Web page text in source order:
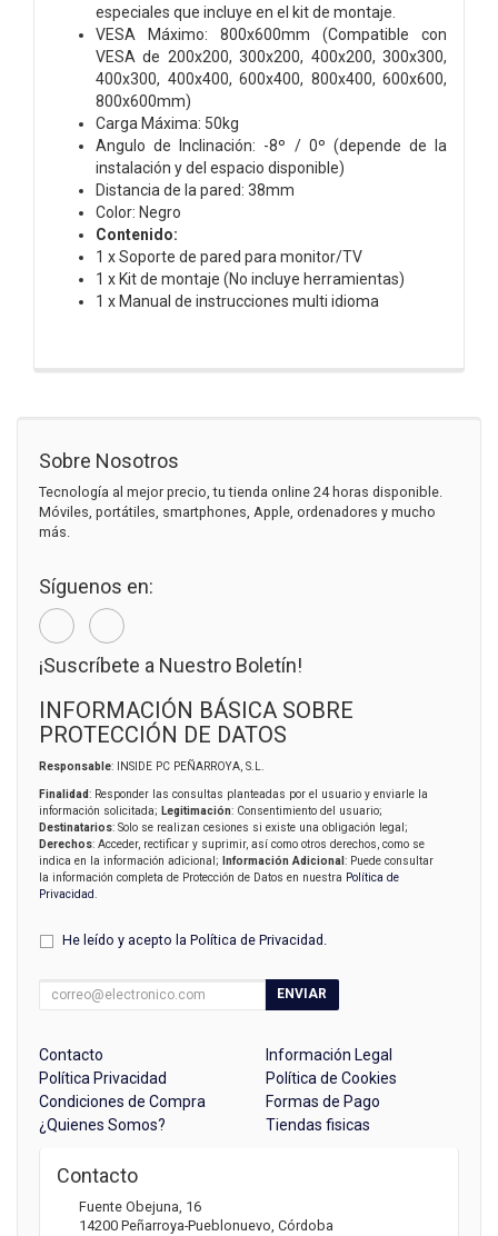
especiales que incluye en el kit de montaje.
VESA Máximo: 800x600mm (Compatible con
VESA de 200x200, 300x200, 400x200, 300x300,
400x300, 400x400, 600x400, 800x400, 600x600,
800x600mm)
Carga Máxima: 50kg
Angulo de Inclinación: -8º / 0º (depende de la
instalación y del espacio disponible)
Distancia de la pared: 38mm
Color: Negro
Contenido:
1 x Soporte de pared para monitor/TV
1 x Kit de montaje (No incluye herramientas)
1 x Manual de instrucciones multi idioma
Sobre Nosotros
Tecnología al mejor precio, tu tienda online 24 horas disponible.
Móviles, portátiles, smartphones, Apple, ordenadores y mucho
más.
Síguenos en:
¡Suscríbete a Nuestro Boletín!
INFORMACIÓN BÁSICA SOBRE
PROTECCIÓN DE DATOS
Responsable: INSIDE PC PEÑARROYA, S.L.
Finalidad: Responder las consultas planteadas por el usuario y enviarle la
información solicitada; Legitimación: Consentimiento del usuario;
Destinatarios: Solo se realizan cesiones si existe una obligación legal;
Derechos: Acceder, rectificar y suprimir, así como otros derechos, como se
indica en la información adicional;
Información Adicional : Puede consultar
la información completa de Protección de Datos en nuestra Política de
Privacidad
He leído y acepto la Política de Privacidad
ENVIAR
Contacto
Información Legal
Política Privacidad
Política de Cookies
Condiciones de Compra
Formas de Pago
¿Quienes Somos?
Tiendas fisicas
Contacto
Fuente Obejuna, 16
14200 Peñarroya-Pueblonuevo Córdoba